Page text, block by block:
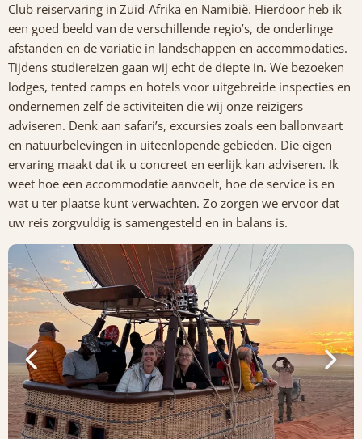
Club reiservaring in Zuid-Afrika en Namibië. Hierdoor heb ik
een goed beeld van de verschillende regio’s, de onderlinge
afstanden en de variatie in landschappen en accommodaties.
Tijdens studiereizen gaan wij echt de diepte in. We bezoeken
lodges, tented camps en hotels voor uitgebreide inspecties en
ondernemen zelf de activiteiten die wij onze reizigers
adviseren. Denk aan safari’s, excursies zoals een ballonvaart
en natuurbelevingen in uiteenlopende gebieden. Die eigen
ervaring maakt dat ik u concreet en eerlijk kan adviseren. Ik
weet hoe een accommodatie aanvoelt, hoe de service is en
wat u ter plaatse kunt verwachten. Zo zorgen we ervoor dat
uw reis zorgvuldig is samengesteld en in balans is.